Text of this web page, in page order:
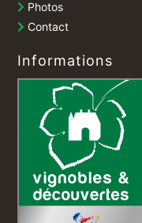
Photos
Contact
Informations